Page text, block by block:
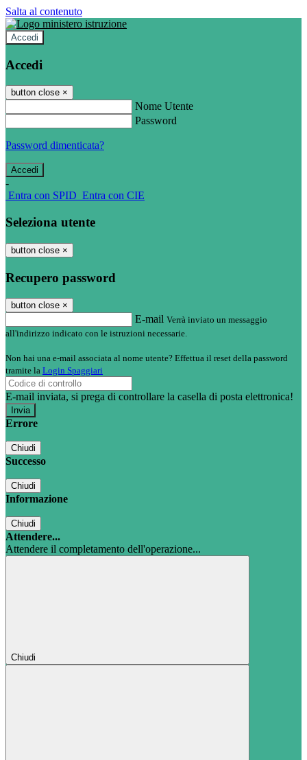
Salta al contenuto
Accedi
Accedi
button close ×
Nome Utente
Password
Password dimenticata?
-
Entra con SPID Entra con CIE
Seleziona utente
button close ×
Recupero password
button close ×
E-mail Verrà inviato un messaggio
all'indirizzo indicato con le istruzioni necessarie.
Non hai una e-mail associata al nome utente? Effettua il reset della password
tramite la Login Spaggiari
E-mail inviata, si prega di controllare la casella di posta elettronica!
Errore
Chiudi
Successo
Chiudi
Informazione
Chiudi
Attendere...
Attendere il completamento dell'operazione...
Chiudi